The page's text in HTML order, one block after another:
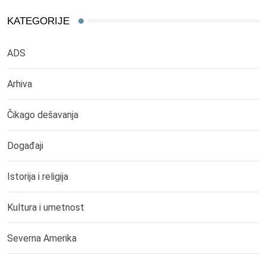
KATEGORIJE
ADS
Arhiva
Čikago dešavanja
Događaji
Istorija i religija
Kultura i umetnost
Severna Amerika